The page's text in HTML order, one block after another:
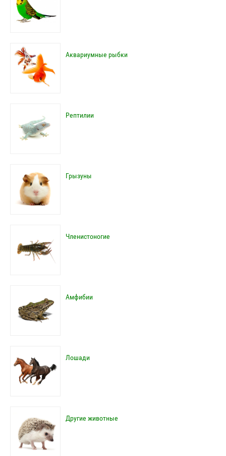
Аквариумные рыбки
Рептилии
Грызуны
Членистоногие
Амфибии
Лошади
Другие животные